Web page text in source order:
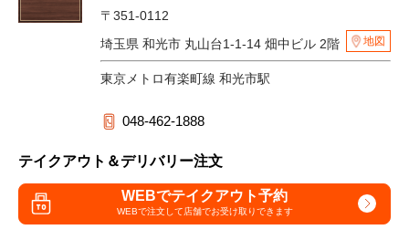
〒351-0112
埼玉県 和光市 丸山台1-1-14 畑中ビル 2階
地図
東京メトロ有楽町線 和光市駅
048-462-1888
テイクアウト＆デリバリー注文
WEBでテイクアウト予約
WEBで注文して店舗でお受け取りできます